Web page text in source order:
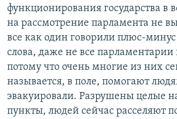
функционирования государства в
на рассмотрение парламента не
все как один говорили плюс-
слова, даже не все парламентарии
потому что очень многие из них
называется, в поле, помогают
эвакуировали. Разрушены целые
пункты, людей сейчас расселяют